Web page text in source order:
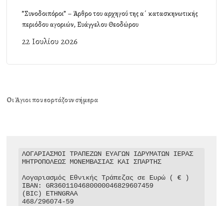
”Συνοδοιπόροι” – Άρθρο του αρχηγού της α΄ κατασκηνωτικής
περιόδου αγοριών, Ευάγγελου Θεοδώρου
22 Ιουλίου 2026
Οι Άγιοι που εορτάζουν σήμερα
ΛΟΓΑΡΙΑΣΜΟΙ ΤΡΑΠΕΖΩΝ ΕΥΑΓΩΝ ΙΔΡΥΜΑΤΩΝ ΙΕΡΑΣ
ΜΗΤΡΟΠΟΛΕΩΣ ΜΟΝΕΜΒΑΣΙΑΣ ΚΑΙ ΣΠΑΡΤΗΣ
Λογαριασμός Εθνικής Τράπεζας σε Ευρώ ( € )
IBAN: GR3601104680000046829607459
(BIC) ETHNGRAA
468/296074-59